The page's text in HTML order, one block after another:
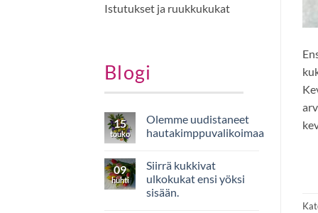
Istutukset ja ruukkukukat
Blogi
15
touko
Olemme uudistaneet
hautakimppuvalikoimaa
artikkeliin
Olemme
uudistaneet
hautakimppuvalikoimaa
09
huhti
Siirrä kukkivat
ulkokukat ensi yöksi
sisään.